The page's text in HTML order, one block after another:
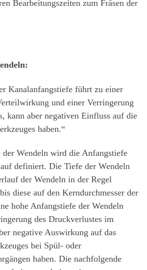
Bearbeitungszeiten zum Fräsen der
Kanalanfangstiefe führt zu einer
und einer Verringerung
kann aber negativen Einfluss auf die
haben.“
der Wendeln wird die Anfangstiefe
definiert. Die Tiefe der Wendeln
der Wendeln in der Regel
diese auf den Kerndurchmesser der
hohe Anfangstiefe der Wendeln
des Druckverlustes im
negative Auswirkung auf das
bei Spül- oder
haben. Die nachfolgende